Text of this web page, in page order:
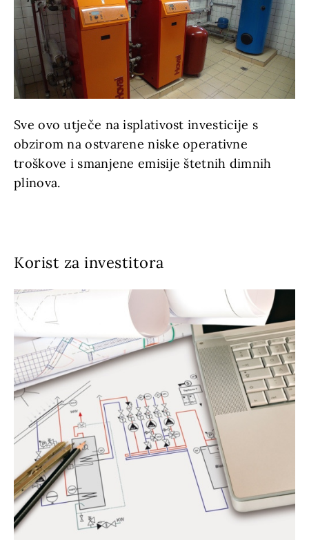
Sve ovo utječe na isplativost investicije s
obzirom na ostvarene niske operativne
troškove i smanjene emisije štetnih dimnih
plinova.
Korist za investitora